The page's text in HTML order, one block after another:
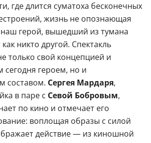
где длится суматоха бесконечных
жизнь не опознающая
наш герой, вышедший из тумана
никто другой. Спектакль
только свой концепцией и
сегодня героем, но и
составом. Сергея Мардаря,
в паре с Севой Бобровым,
по кино и отмечает его
воплощая образы с силой
действие — из киношной